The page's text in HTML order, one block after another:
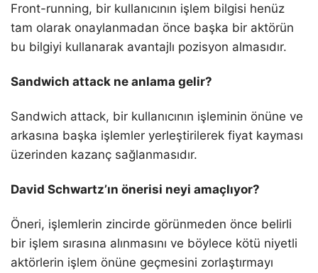
Front-running, bir kullanıcının işlem bilgisi henüz
tam olarak onaylanmadan önce başka bir aktörün
bu bilgiyi kullanarak avantajlı pozisyon almasıdır.
Sandwich attack ne anlama gelir?
Sandwich attack, bir kullanıcının işleminin önüne ve
arkasına başka işlemler yerleştirilerek fiyat kayması
üzerinden kazanç sağlanmasıdır.
David Schwartz’ın önerisi neyi amaçlıyor?
Öneri, işlemlerin zincirde görünmeden önce belirli
bir işlem sırasına alınmasını ve böylece kötü niyetli
aktörlerin işlem önüne geçmesini zorlaştırmayı